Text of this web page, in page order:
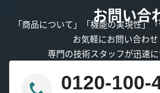
お問い合
「商品について」「機能の実現性」
お気軽にお問い合わせ
専門の技術スタッフが迅速に
0120-100-